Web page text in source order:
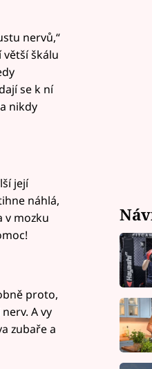
nervů,“
škálu
se k ní
nikdy
její
náhlá,
v mozku
proto,
A vy
zubaře a